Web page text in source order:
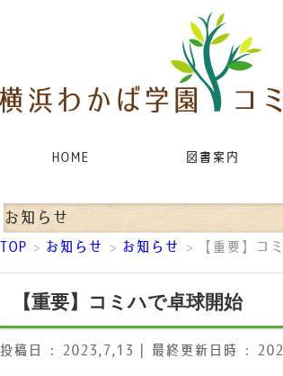
HOME 図書案内
お知らせ
TOP > お知らせ > お知らせ > 【重要】コ
【重要】コミハで卓球開始
投稿日 : 2023,7,13 最終更新日時 :